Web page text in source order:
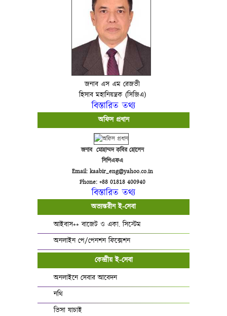
জনাব এস এম রেজভী
হিসাব মহানিয়ন্ত্রক (সিজিএ)
বিস্তারিত তথ্য
অফিস প্রধান
জনাব মোহাম্মদ কবির হোসেন
সিপিএফএ
Email: kaabir_eng@yahoo.co.in
Phone: +88 01818 400940
বিস্তারিত তথ্য
অভ্যন্তরীন ই-সেবা
আইবাস++ বাজেট ও একা. সিস্টেম
অনলাইন পে/পেনশন ফিক্সেশন
কেন্দ্রীয় ই-সেবা
অনলাইনে সেবার আবেদন
নথি
ভিসা যাচাই